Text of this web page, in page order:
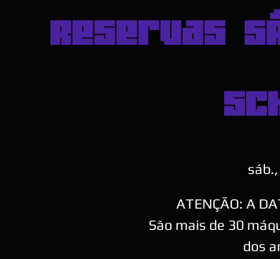
Reservas
ATENÇÃO: A
São mais de 30
dos